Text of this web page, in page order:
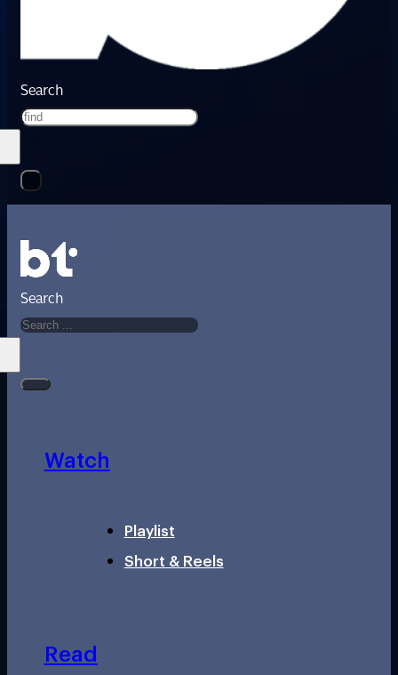
Search
Search
Watch
Playlist
Short & Reels
Read